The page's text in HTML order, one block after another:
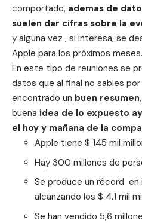
comportado, ademas de
suelen dar cifras sobre la
y alguna vez , si interesa, se
Apple para los próximos meses.
En este tipo de reuniones se
datos que al final no sables
encontrado un buen resumen
buena idea de lo expuesto
el hoy y mañana de la
Apple tiene $ 145 mil
Hay 300 millones de
Se produce un récord
alcanzando los $ 4.1 mil
Se han vendido 5,6